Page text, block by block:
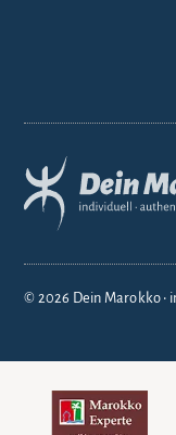
© 2026 Dein Marokko •